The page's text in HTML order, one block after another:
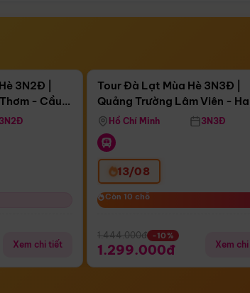
3N2Đ |
- Cầu
Aquatopia
3N2Đ
Xem chi tiết
Còn04 ngày 15:16:18
Tour Đà Lạt Mùa Hè 3N3Đ |
Quảng Trường Lâm Viên -
Hill - Puppy Farm
Hồ Chí Minh 3N3Đ
13/08
Còn 10 chỗ
Còn 10 chỗ
1.444.000đ -10%
1.299.000đ Xem